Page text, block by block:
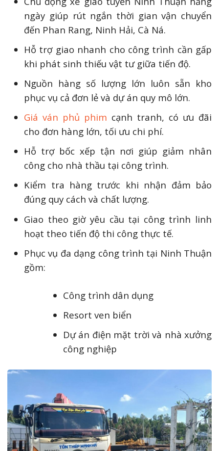
ngày giúp rút ngắn thời gian vận chuyển
đến Phan Rang, Ninh Hải, Cà Ná.
Hỗ trợ giao nhanh cho công trình cần gấp
khi phát sinh thiếu vật tư giữa tiến độ.
Nguồn hàng số lượng lớn luôn sẵn kho
phục vụ cả đơn lẻ và dự án quy mô lớn.
Giá ván phủ phim cạnh tranh, có ưu đãi
cho đơn hàng lớn, tối ưu chi phí.
Hỗ trợ bốc xếp tận nơi giúp giảm nhân
công cho nhà thầu tại công trình.
Kiểm tra hàng trước khi nhận đảm bảo
đúng quy cách và chất lượng.
Giao theo giờ yêu cầu tại công trình linh
hoạt theo tiến độ thi công thực tế.
Phục vụ đa dạng công trình tại Ninh Thuận
gồm:
Công trình dân dụng
Resort ven biển
Dự án điện mặt trời và nhà xưởng
công nghiệp